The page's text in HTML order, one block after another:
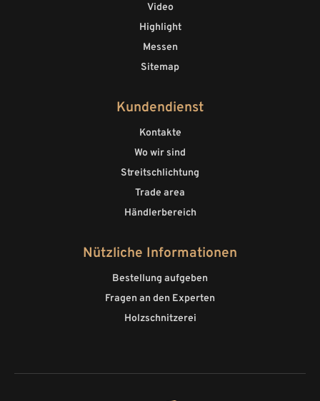
Video
Highlight
Messen
Sitemap
Kundendienst
Kontakte
Wo wir sind
Streitschlichtung
Trade area
Händlerbereich
Nützliche Informationen
Bestellung aufgeben
Fragen an den Experten
Holzschnitzerei